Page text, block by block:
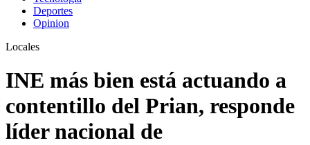
Deportes
Opinion
Locales
INE más bien está actuando a
contentillo del Prian, responde
líder nacional de